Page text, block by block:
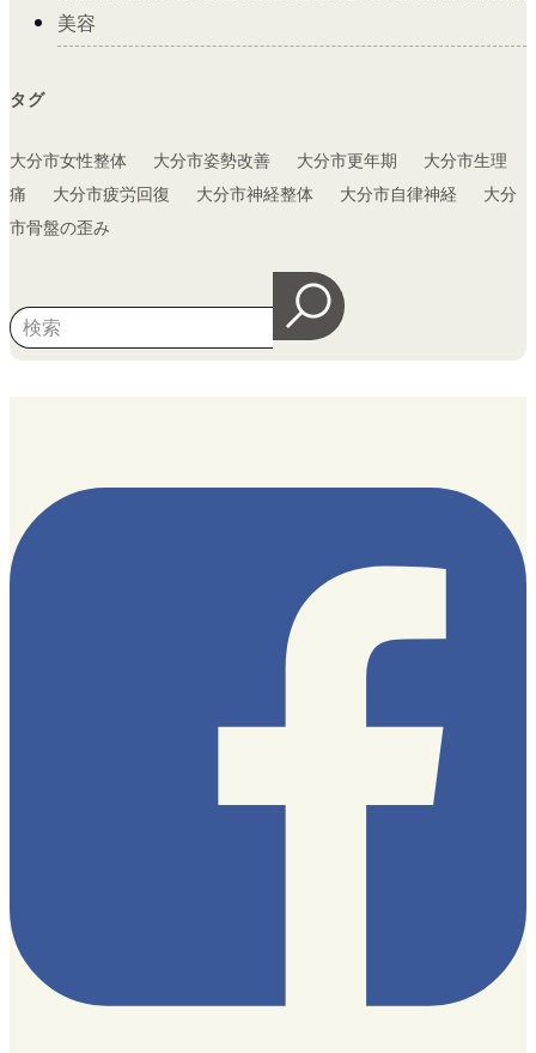
美容
タグ
大分市女性整体 大分市姿勢改善 大分市更年期
大分市生理
痛
大分市疲労回復 大分市神経整体 大分市自律神経
大分
市骨盤の歪み